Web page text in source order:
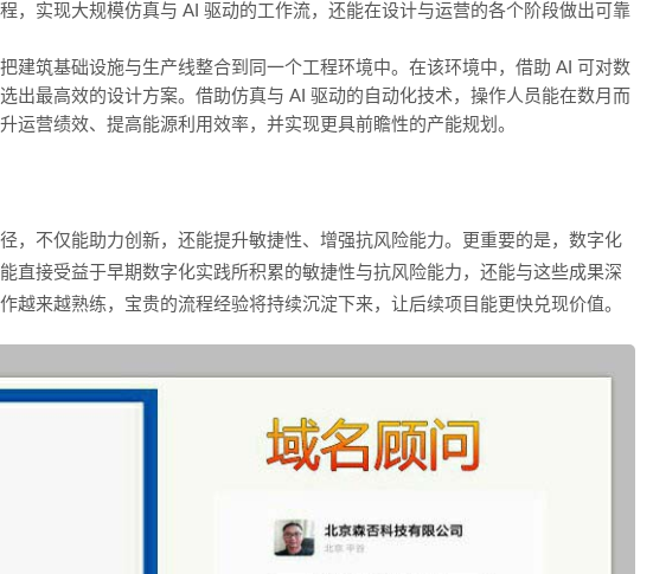
，实现大规模仿真与 AI 驱动的工作流，还能在设计与运营的各个阶段做出可靠
建筑基础设施与生产线整合到同一个工程环境中。在该环境中，借助 AI 可对数
出最高效的设计方案。借助仿真与 AI 驱动的自动化技术，操作人员能在数月而
运营绩效、提高能源利用效率，并实现更具前瞻性的产能规划。
，不仅能助力创新，还能提升敏捷性、增强抗风险能力。更重要的是，数字化
直接受益于早期数字化实践所积累的敏捷性与抗风险能力，还能与这些成果深
越来越熟练，宝贵的流程经验将持续沉淀下来，让后续项目能更快兑现价值。